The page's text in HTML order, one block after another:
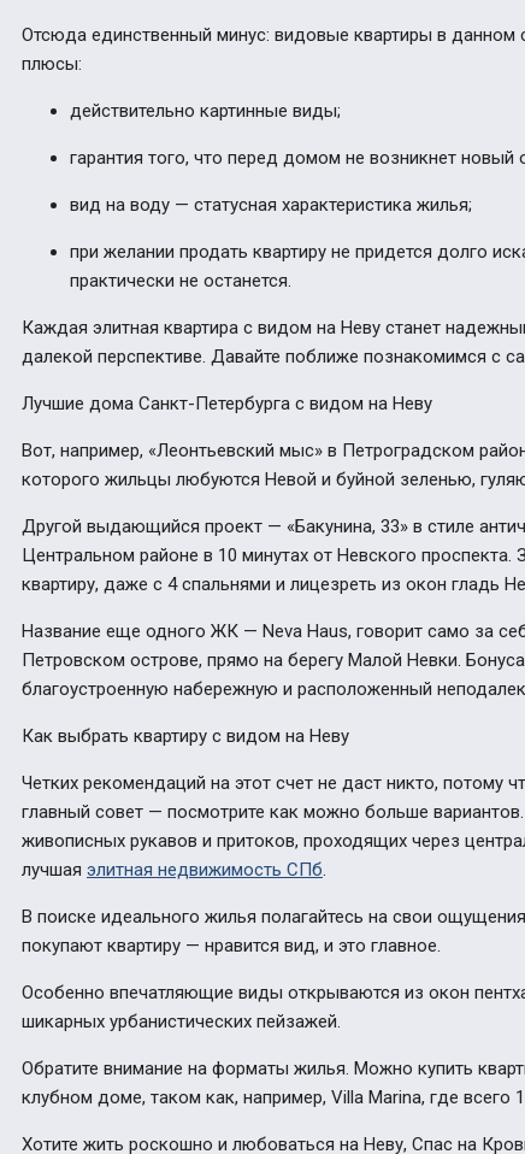
Отсюда единственный минус: видовые квартиры в
плюсы:
действительно картинные виды;
гарантия того, что перед домом не возникнет новый
вид на воду — статусная характеристика жилья;
при желании продать квартиру не придется долго
практически не останется.
Каждая элитная квартира с видом на Неву станет
далекой перспективе. Давайте поближе познакомимся с
Лучшие дома Санкт-Петербурга с видом на Неву
Вот, например, «Леонтьевский мыс» в Петроградском
которого жильцы любуются Невой и буйной зеленью,
Другой выдающийся проект — «Бакунина, 33» в стиле
Центральном районе в 10 минутах от Невского
квартиру, даже с 4 спальнями и лицезреть из окон гладь
Название еще одного ЖК — Neva Hаus, говорит само за
Петровском острове, прямо на берегу Малой Невки.
благоустроенную набережную и расположенный
Как выбрать квартиру с видом на Неву
Четких рекомендаций на этот счет не даст никто, потому
главный совет — посмотрите как можно больше
живописных рукавов и притоков, проходящих через
лучшая элитная недвижимость СПб.
В поиске идеального жилья полагайтесь на свои
покупают квартиру — нравится вид, и это главное.
Особенно впечатляющие виды открываются из окон
шикарных урбанистических пейзажей.
Обратите внимание на форматы жилья. Можно купить
клубном доме, таком как, например, Villa Marina, где всего
Хотите жить роскошно и любоваться на Неву, Спас на